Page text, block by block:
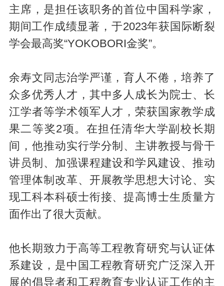
主席，是担任该职务的首位中国科学家，
期间工作成绩显著，于2023年获国际断裂
学会最高奖“YOKOBORI金奖”。
余寿文同志治学严谨，育人不倦，培养了
众多优秀人才，其中多人成长为院士、长
江学者等学术领军人才，荣获国家教学成
果二等奖2项。在担任清华大学副校长期
间，他推动实行学分制、主讲教授与骨干
讲员制、加强课程建设和学风建设、推动
管理体制改革、开展教学思想大讨论、实
现工科本科硕士衔接、提高博士生质量方
面作出了很大贡献。
他长期致力于高等工程教育研究与认证体
系建设，是中国工程教育研究广泛深入开
展的倡导者和工程教育专业认证工作的主